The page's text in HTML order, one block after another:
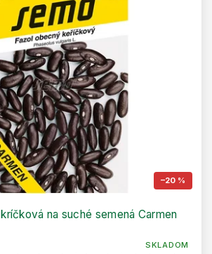
–20 %
na suché semená Carmen
SKLADOM